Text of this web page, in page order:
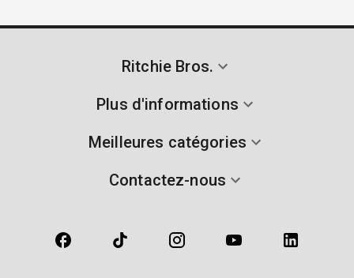
Ritchie Bros.
Plus d'informations
Meilleures catégories
Contactez-nous